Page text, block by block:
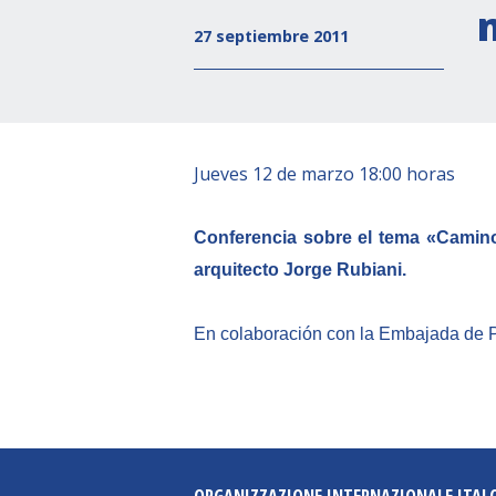
27 septiembre 2011
Jueves 12 de marzo 18:00 horas
Conferencia sobre el tema
arquitecto Jorge Rubiani.
En colaboración con la Embajada de